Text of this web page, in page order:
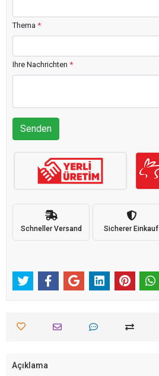
Thema *
Ihre Nachrichten *
Senden
Schneller Versand Sicherer Einkauf
Açıklama